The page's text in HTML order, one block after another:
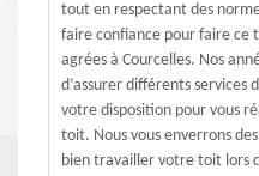
tout en respectant des
faire confiance pour faire ce
agrées à Courcelles. Nos
d’assurer différents services
votre disposition pour vous
toit. Nous vous enverrons
bien travailler votre toit lors